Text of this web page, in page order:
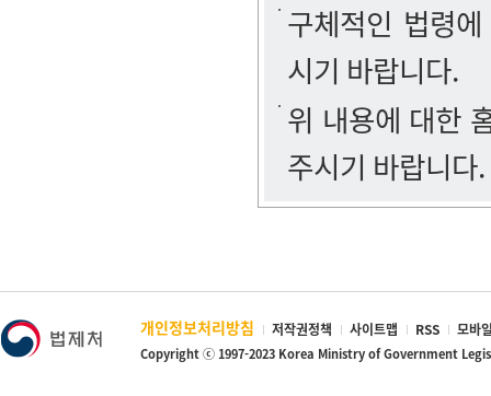
구체적인 법령
시기 바랍니다.
위 내용에 대한
주시기 바랍니다.
개인정보처리방침 저작권정책 사이트맵 RSS 모바
Copyright ⓒ 1997-2023 Korea Ministry of Government